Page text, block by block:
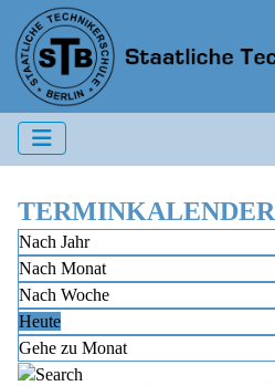
TERMINKALENDER
Nach Jahr
Nach Monat
Nach Woche
Heute
Gehe zu Monat